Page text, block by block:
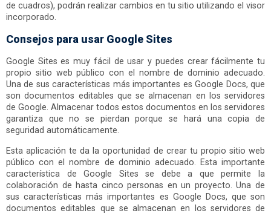
de cuadros), podrán realizar cambios en tu sitio utilizando el visor
incorporado.
Consejos para usar Google Sites
Google Sites es muy fácil de usar y puedes crear fácilmente tu
propio sitio web público con el nombre de dominio adecuado.
Una de sus características más importantes es Google Docs, que
son documentos editables que se almacenan en los servidores
de Google. Almacenar todos estos documentos en los servidores
garantiza que no se pierdan porque se hará una copia de
seguridad automáticamente.
Esta aplicación te da la oportunidad de crear tu propio sitio web
público con el nombre de dominio adecuado. Esta importante
característica de Google Sites se debe a que permite la
colaboración de hasta cinco personas en un proyecto. Una de
sus características más importantes es Google Docs, que son
documentos editables que se almacenan en los servidores de